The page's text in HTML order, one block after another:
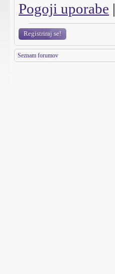
Pogoji uporabe |
Registriraj se!
Seznam forumov